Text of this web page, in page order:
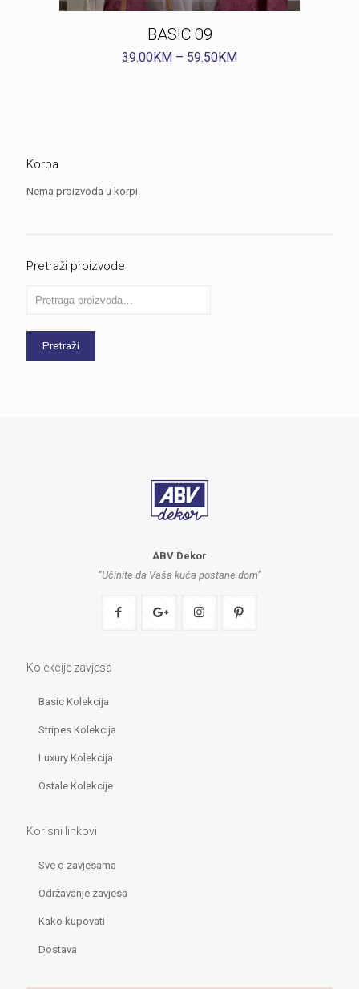
BASIC 09
39.00KM – 59.50KM
Korpa
Nema proizvoda u korpi.
Pretraži proizvode
Pretraži
ABV Dekor
“Učinite da Vaša kuća postane dom”
Kolekcije zavjesa
Basic Kolekcija
Stripes Kolekcija
Luxury Kolekcija
Ostale Kolekcije
Korisni linkovi
Sve o zavjesama
Održavanje zavjesa
Kako kupovati
Dostava